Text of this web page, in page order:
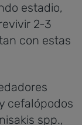
estadio,
2-3
con estas
cefalópodos
spp.,